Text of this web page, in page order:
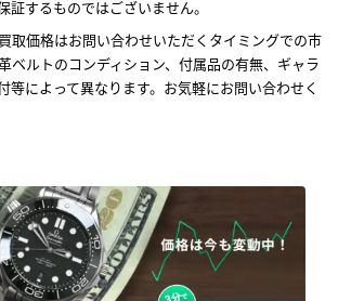
証するものではございません。
取価格はお問い合わせいただくタイミングでの市
ベルトのコンディション、付属品の有無、ギャラ
等によって異なります。お気軽にお問い合わせく